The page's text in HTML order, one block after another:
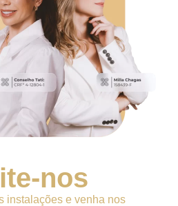
nos
instalações e venha nos